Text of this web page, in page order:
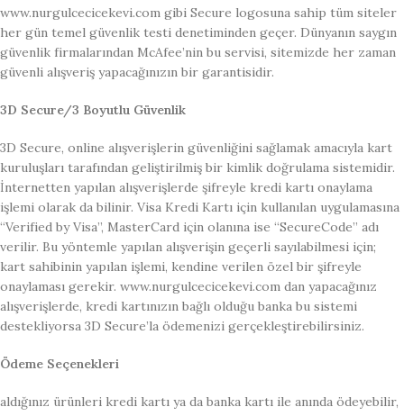
www.nurgulcecicekevi.com gibi Secure logosuna sahip tüm siteler
her gün temel güvenlik testi denetiminden geçer. Dünyanın saygın
güvenlik firmalarından McAfee’nin bu servisi, sitemizde her zaman
güvenli alışveriş yapacağınızın bir garantisidir.
3D Secure/3 Boyutlu Güvenlik
3D Secure, online alışverişlerin güvenliğini sağlamak amacıyla kart
kuruluşları tarafından geliştirilmiş bir kimlik doğrulama sistemidir.
İnternetten yapılan alışverişlerde şifreyle kredi kartı onaylama
işlemi olarak da bilinir. Visa Kredi Kartı için kullanılan uygulamasına
“Verified by Visa”, MasterCard için olanına ise “SecureCode” adı
verilir. Bu yöntemle yapılan alışverişin geçerli sayılabilmesi için;
kart sahibinin yapılan işlemi, kendine verilen özel bir şifreyle
onaylaması gerekir. www.nurgulcecicekevi.com dan yapacağınız
alışverişlerde, kredi kartınızın bağlı olduğu banka bu sistemi
destekliyorsa 3D Secure’la ödemenizi gerçekleştirebilirsiniz.
Ödeme Seçenekleri
aldığınız ürünleri kredi kartı ya da banka kartı ile anında ödeyebilir,